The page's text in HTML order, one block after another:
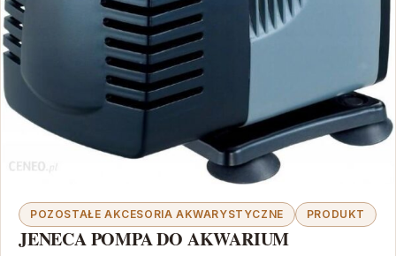
POZOSTAŁE AKCESORIA AKWARYSTYCZNE PRODUKT
JENECA POMPA DO AKWARIUM